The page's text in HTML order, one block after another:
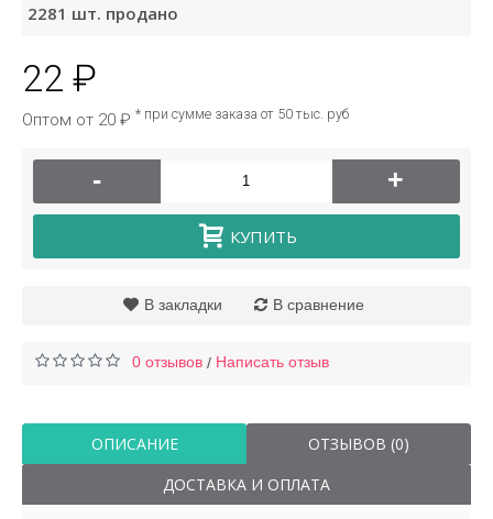
2281 шт. продано
22 ₽
Оптом от 20 ₽ * при сумме заказа от 50 тыс. руб
- +
КУПИТЬ
В закладки В сравнение
0 отзывов / Написать отзыв
ОПИСАНИЕ
ОТЗЫВОВ (0)
ДОСТАВКА И ОПЛАТА